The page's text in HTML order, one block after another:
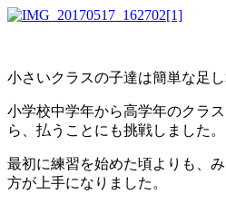
小さいクラスの子達は簡単な足
小学校中学年から高学年のクラ
ら、払うことにも挑戦しました。
最初に練習を始めた頃よりも、み
方が上手になりました。